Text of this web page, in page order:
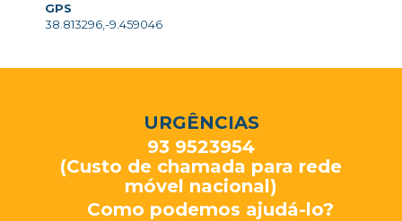
GPS
38.813296,-9.459046
URGÊNCIAS
93 9523954
(Custo de chamada para rede
móvel nacional)
Como podemos ajudá-lo?